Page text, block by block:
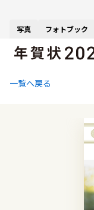
写真 フォトブック
一覧へ戻る